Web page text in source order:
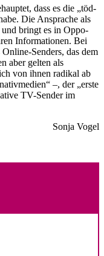
dass es die „töd­
Die Ansprache als
und bringt es in Oppo­
Infor­ma­tionen. Bei
Senders, das dem
aber gelten als
von ihnen radikal ab
–, der „erste
TV-Sender im
Sonja Vogel